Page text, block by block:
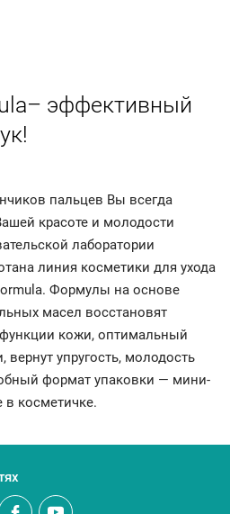
эффективный
пальцев Вы всегда
красоте и молодости
лаборатории
линия косметики для ухода
Формулы на основе
масел восстановят
кожи, оптимальный
упругость, молодость
формат упаковки — мини-
косметичке.